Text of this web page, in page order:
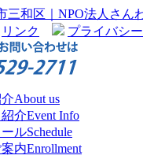
リンク プライバシー
About us
介Event Info
ルSchedule
内Enrollment